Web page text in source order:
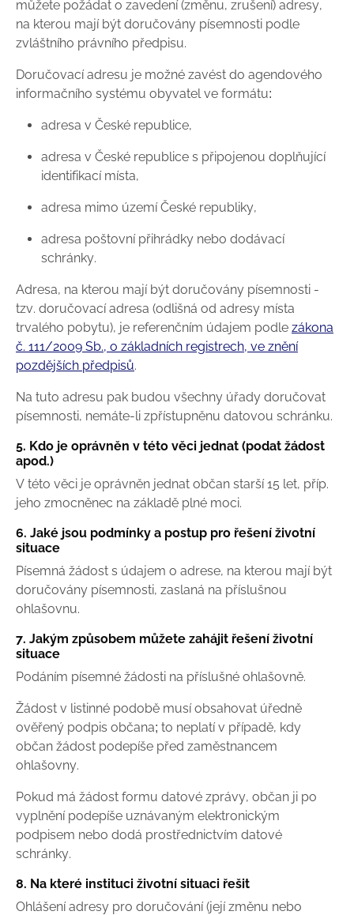
můžete požádat o zavedení (změnu, zrušení) adresy,
na kterou mají být doručovány písemnosti podle
zvláštního právního předpisu.
Doručovací adresu je možné zavést do agendového
informačního systému obyvatel ve formátu:
adresa v České republice,
adresa v České republice s připojenou doplňující
identifikací místa,
adresa mimo území České republiky,
adresa poštovní přihrádky nebo dodávací
schránky.
Adresa, na kterou mají být doručovány písemnosti -
tzv. doručovací adresa (odlišná od adresy místa
trvalého pobytu), je referenčním údajem podle zákona
č. 111/2009 Sb., o základních registrech, ve znění
pozdějších předpisů.
Na tuto adresu pak budou všechny úřady doručovat
písemnosti, nemáte-li zpřístupněnu datovou schránku.
5. Kdo je oprávněn v této věci jednat (podat žádost
apod.)
V této věci je oprávněn jednat občan starší 15 let, příp.
jeho zmocněnec na základě plné moci.
6. Jaké jsou podmínky a postup pro řešení životní
situace
Písemná žádost s údajem o adrese, na kterou mají být
doručovány písemnosti, zaslaná na příslušnou
ohlašovnu.
7. Jakým způsobem můžete zahájit řešení životní
situace
Podáním písemné žádosti na příslušné ohlašovně.
Žádost v listinné podobě musí obsahovat úředně
ověřený podpis občana; to neplatí v případě, kdy
občan žádost podepíše před zaměstnancem
ohlašovny.
Pokud má žádost formu datové zprávy, občan ji po
vyplnění podepíše uznávaným elektronickým
podpisem nebo dodá prostřednictvím datové
schránky.
8. Na které instituci životní situaci řešit
Ohlášení adresy pro doručování (její změnu nebo